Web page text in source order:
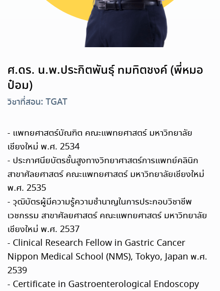
ศ.ดร. น.พ.ประกิตพันธุ์ ทมทิตชงค์ (พี่หมอ
ป๋อม)
วิชาที่สอน: TGAT
- แพทยศาสตร์บัณฑิต คณะแพทยศาสตร์ มหาวิทยาลัย
เชียงใหม่ พ.ศ. 2534
- ประกาศนียบัตรชั้นสูงทางวิทยาศาสตร์การแพทย์คลินิก
สาขาศัลยศาสตร์ คณะแพทยศาสตร์ มหาวิทยาลัยเชียงใหม่
พ.ศ. 2535
- วุฒิบัตรผู้มีความรู้ความชำนาญในการประกอบวิชาชีพ
เวชกรรม สาขาศัลยศาสตร์ คณะแพทยศาสตร์ มหาวิทยาลัย
เชียงใหม่ พ.ศ. 2537
- Clinical Research Fellow in Gastric Cancer
Nippon Medical School (NMS), Tokyo, Japan พ.ศ.
2539
- Certificate in Gastroenterological Endoscopy